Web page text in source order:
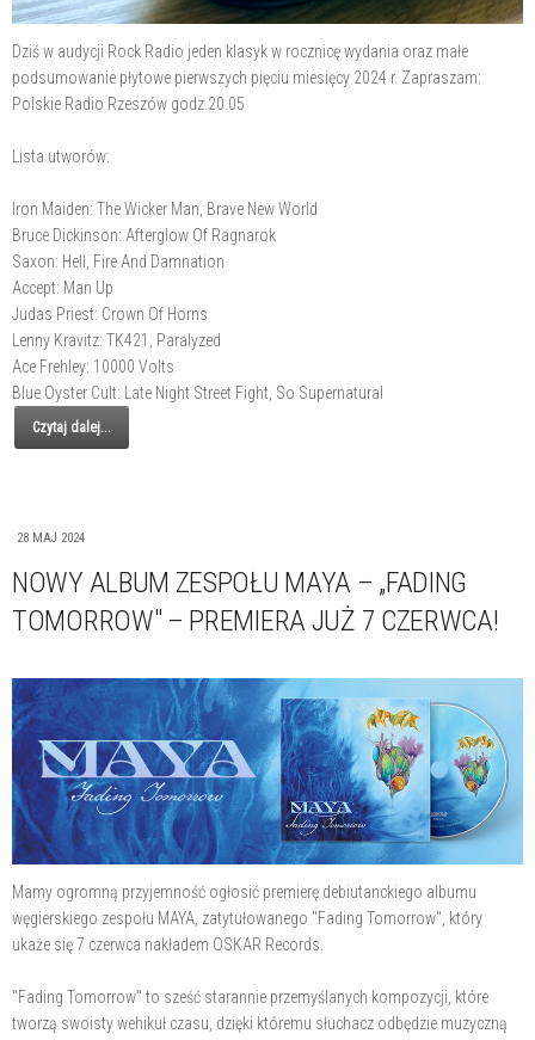
Dziś w audycji Rock Radio jeden klasyk w rocznicę wydania oraz małe
podsumowanie płytowe pierwszych pięciu miesięcy 2024 r. Zapraszam:
Polskie Radio Rzeszów godz.20.05
Lista utworów:
Iron Maiden: The Wicker Man, Brave New World
Bruce Dickinson: Afterglow Of Ragnarok
Saxon: Hell, Fire And Damnation
Accept: Man Up
Judas Priest: Crown Of Horns
Lenny Kravitz: TK421, Paralyzed
Ace Frehley: 10000 Volts
Blue Oyster Cult: Late Night Street Fight, So Supernatural
Czytaj dalej...
28 MAJ 2024
NOWY ALBUM ZESPOŁU MAYA – „FADING
TOMORROW" – PREMIERA JUŻ 7 CZERWCA!
Mamy ogromną przyjemność ogłosić premierę debiutanckiego albumu
węgierskiego zespołu MAYA, zatytułowanego "Fading Tomorrow", który
ukaże się 7 czerwca nakładem OSKAR Records.
"Fading Tomorrow" to sześć starannie przemyślanych kompozycji, które
tworzą swoisty wehikuł czasu, dzięki któremu słuchacz odbędzie muzyczną